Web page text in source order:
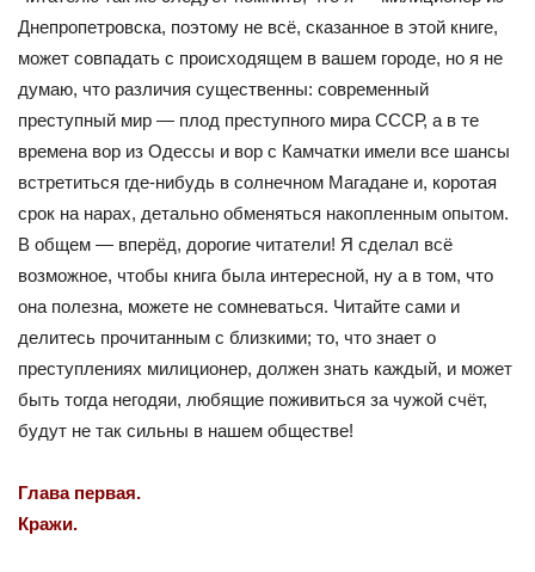
Днепропетровска, поэтому не всё, сказанное в этой книге,
может совпадать с происходящем в вашем городе, но я не
думаю, что различия существенны: современный
преступный мир — плод преступного мира СССР, а в те
времена вор из Одессы и вор с Камчатки имели все шансы
встретиться где-нибудь в солнечном Магадане и, коротая
срок на нарах, детально обменяться накопленным опытом.
В общем — вперёд, дорогие читатели! Я сделал всё
возможное, чтобы книга была интересной, ну а в том, что
она полезна, можете не сомневаться. Читайте сами и
делитесь прочитанным с близкими; то, что знает о
преступлениях милиционер, должен знать каждый, и может
быть тогда негодяи, любящие поживиться за чужой счёт,
будут не так сильны в нашем обществе!
Глава первая.
Кражи.